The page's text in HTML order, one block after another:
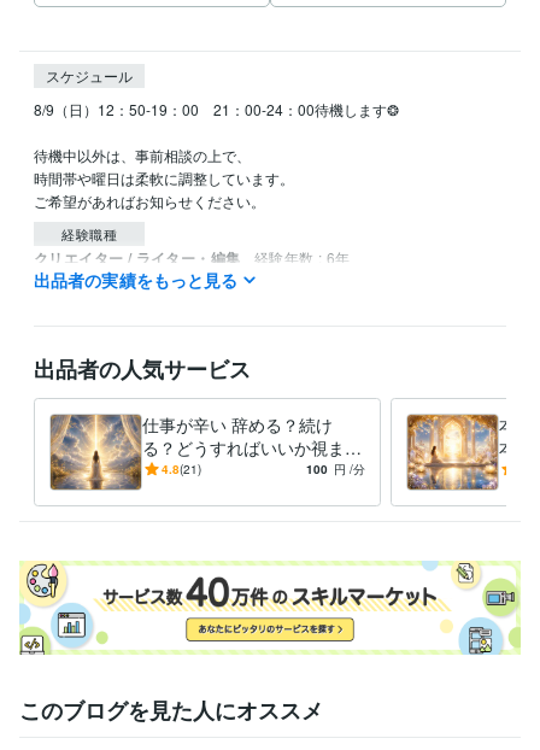
スケジュール
8/9（日）12：50-19：00　21：00-24：00待機します❂
待機中以外は、事前相談の上で、
時間帯や曜日は柔軟に調整しています。
ご希望があればお知らせください。
経験職種
クリエイター / ライター・編集 経験年数 : 6年
クリエイター / 声優・ナレーター
社会福祉士 取得年 : 1993年
ケアマネジャー（介護支援専門員） 取得年 : 1997年
出品者の実績をもっと見る
出品者の人気サービス
仕事が辛い 辞める？続け
る？どうすればいいか視ます
限界サインか 甘えかが 分か
4.8(21) 100 円 /分
本当
本心
えが
きま
このブログを見た人にオススメ